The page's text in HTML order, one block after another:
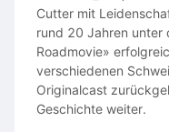
- Erste Erfahrung mit
mit Grafiktools ist von
- Selbstständige und
Interesse? Oder noch
Cutter mit
rund 20 Jahren unter
Roadmovie»
verschiedenen
Originalcast
Geschichte weiter.